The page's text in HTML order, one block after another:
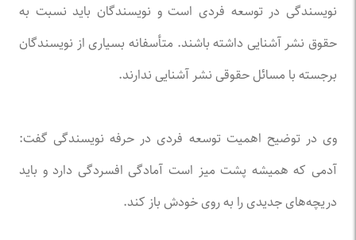
نویسندگی در توسعه فردی است و نویسندگان باید نسبت به
حقوق نشر آشنایی داشته باشند. متأسفانه بسیاری از نویسندگان
برجسته با مسائل حقوقی نشر آشنایی ندارند.
وی در توضیح اهمیت توسعه فردی در حرفه نویسندگی گفت:
آدمی که همیشه پشت میز است آمادگی افسردگی دارد و باید
دریچه‌های جدیدی را به روی خودش باز کند.